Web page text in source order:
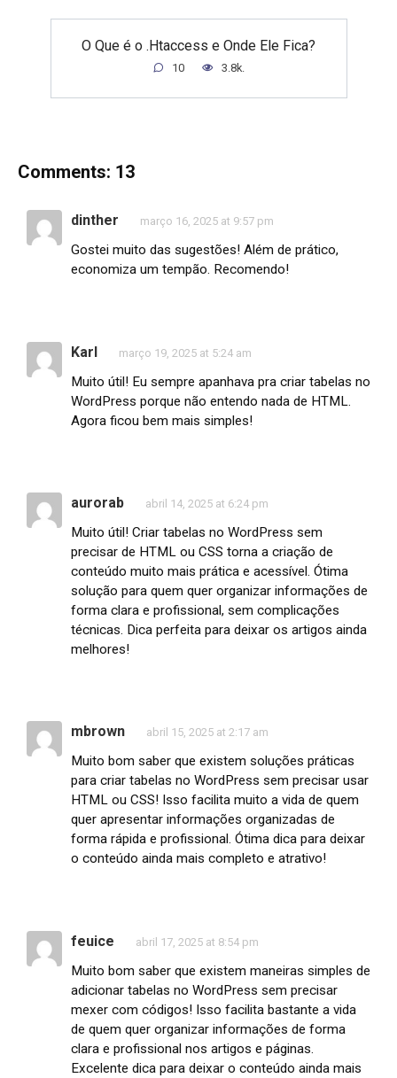
O Que é o .Htaccess e Onde Ele Fica?
10 3.8k.
Comments: 13
dinther março 16, 2025 at 9:57 pm
Gostei muito das sugestões! Além de prático,
economiza um tempão. Recomendo!
Karl março 19, 2025 at 5:24 am
Muito útil! Eu sempre apanhava pra criar tabelas no
WordPress porque não entendo nada de HTML.
Agora ficou bem mais simples!
aurorab abril 14, 2025 at 6:24 pm
Muito útil! Criar tabelas no WordPress sem
precisar de HTML ou CSS torna a criação de
conteúdo muito mais prática e acessível. Ótima
solução para quem quer organizar informações de
forma clara e profissional, sem complicações
técnicas. Dica perfeita para deixar os artigos ainda
melhores!
mbrown abril 15, 2025 at 2:17 am
Muito bom saber que existem soluções práticas
para criar tabelas no WordPress sem precisar usar
HTML ou CSS! Isso facilita muito a vida de quem
quer apresentar informações organizadas de
forma rápida e profissional. Ótima dica para deixar
o conteúdo ainda mais completo e atrativo!
feuice abril 17, 2025 at 8:54 pm
Muito bom saber que existem maneiras simples de
adicionar tabelas no WordPress sem precisar
mexer com códigos! Isso facilita bastante a vida
de quem quer organizar informações de forma
clara e profissional nos artigos e páginas.
Excelente dica para deixar o conteúdo ainda mais